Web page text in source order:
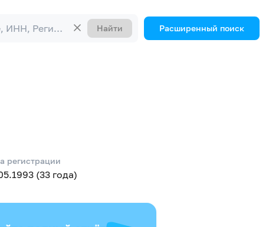
Найти Расширенный поиск
регистрации
(33 года)